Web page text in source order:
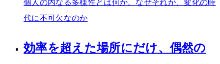
個人の内なる多様性とは何か。なぜそれが、変化の時
代に不可欠なのか
効率を超えた場所にだけ、偶然の